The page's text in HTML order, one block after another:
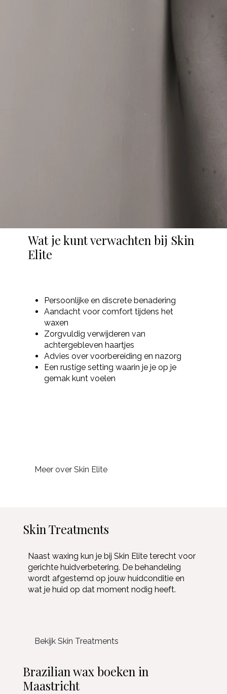
Wat je kunt verwachten bij Skin
Elite
Persoonlijke en discrete benadering
Aandacht voor comfort tijdens het
waxen
Zorgvuldig verwijderen van
achtergebleven haartjes
Advies over voorbereiding en nazorg
Een rustige setting waarin je je op je
gemak kunt voelen
Meer over Skin Elite
Skin Treatments
Naast waxing kun je bij Skin Elite terecht voor
gerichte huidverbetering. De behandeling
wordt afgestemd op jouw huidconditie en
wat je huid op dat moment nodig heeft.
Bekijk Skin Treatments
Brazilian wax boeken in
Maastricht